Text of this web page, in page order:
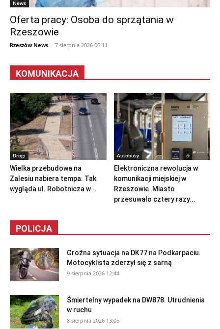
News
Oferta pracy: Osoba do sprzątania w
Rzeszowie
Rzeszów News - 7 sierpnia 2026 06:11
KOMUNIKACJA
Drogi
Wielka przebudowa na
Zalesiu nabiera tempa. Tak
wygląda ul. Robotnicza w...
Autobusy
Elektroniczna rewolucja w
komunikacji miejskiej w
Rzeszowie. Miasto
przesuwało cztery razy...
POLICJA
Groźna sytuacja na DK77 na Podkarpaciu.
Motocyklista zderzył się z sarną
9 sierpnia 2026 12:44
Śmiertelny wypadek na DW878. Utrudnienia
w ruchu
8 sierpnia 2026 13:05